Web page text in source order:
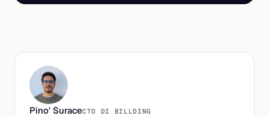
Pino' SuraceCTO DI BILLDING